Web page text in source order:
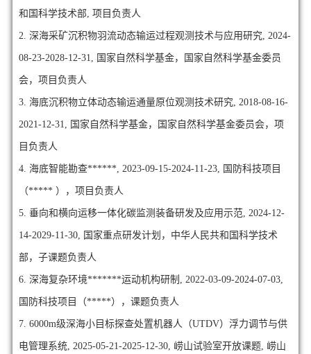
和国科学技术部, 项目负责人
2. 深海采矿沉积物羽流动态输运过程观测技术与应用研究, 2024-
08-23-2028-12-31, 国家自然科学基金，国家自然科学基金委员
会，项目负责人
3. 海底沉积物立体动态输运通量原位观测技术研究, 2018-08-16-
2021-12-31, 国家自然科学基金，国家自然科学基金委员会，项
目负责人
4. 海底智能勘查******, 2023-09-15-2024-11-23, 国防科技项目
（***** ），项目负责人
5. 垂向和横向运移一体化碳监测装备研发及应用示范, 2024-12-
14-2029-11-30, 国家重点研发计划，中华人民共和国科学技术
部，子课题负责人
6. 深海复杂环境*******运动机构研制, 2022-03-09-2024-07-03,
国防科技项目（*****），课题负责人
7. 6000m级深海小目标探查处置机器人（UTDV）浮力调节与供
电管理系统, 2025-05-21-2025-12-30, 崂山试验室开放课题, 崂山